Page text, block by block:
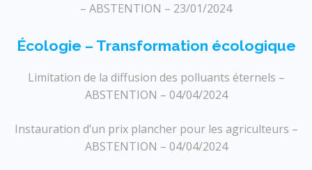
– ABSTENTION – 23/01/2024
Écologie – Transformation écologique
Limitation de la diffusion des polluants éternels –
ABSTENTION – 04/04/2024
Instauration d’un prix plancher pour les agriculteurs –
ABSTENTION – 04/04/2024